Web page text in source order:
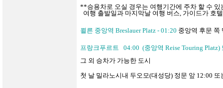
**승용차로 오실 경우는 여행기간에 주차 할 수
여행 출발일과 마지막날 여행 버스, 가이드가 호
쾰른 중앙역 Breslauer Platz - 01:20 중앙역 후문 쪽
프랑크푸르트 04:00 (중앙역 Reise Touring Platz)
그 외 승차가 가능한 도시
첫 날 밀라노시내 두오모(대성당) 정문 앞 12:00 또